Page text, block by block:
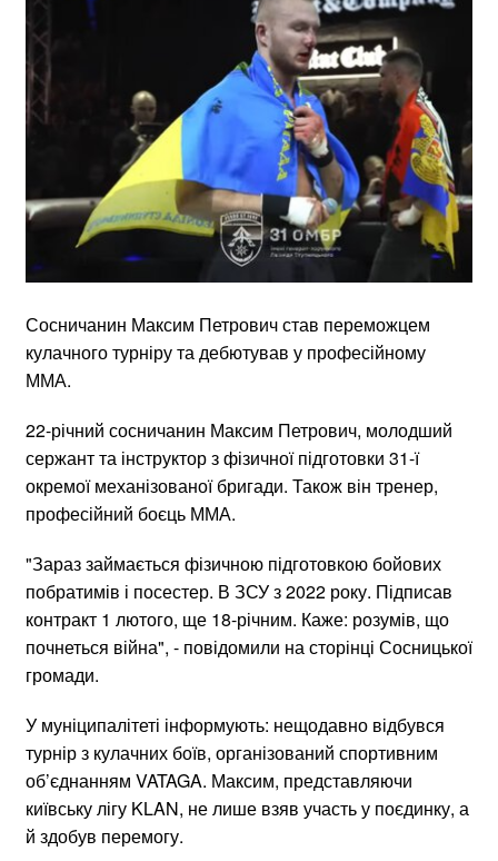
Сосничанин Максим Петрович став переможцем
кулачного турніру та дебютував у професійному
ММА.
22-річний сосничанин Максим Петрович, молодший
сержант та інструктор з фізичної підготовки 31-ї
окремої механізованої бригади. Також він тренер,
професійний боєць ММА.
"Зараз займається фізичною підготовкою бойових
побратимів і посестер. В ЗСУ з 2022 року. Підписав
контракт 1 лютого, ще 18-річним. Каже: розумів, що
почнеться війна", - повідомили на сторінці Сосницької
громади.
У муніципалітеті інформують: нещодавно відбувся
турнір з кулачних боїв, організований спортивним
об’єднанням VATAGA. Максим, представляючи
київську лігу KLAN, не лише взяв участь у поєдинку, а
й здобув перемогу.